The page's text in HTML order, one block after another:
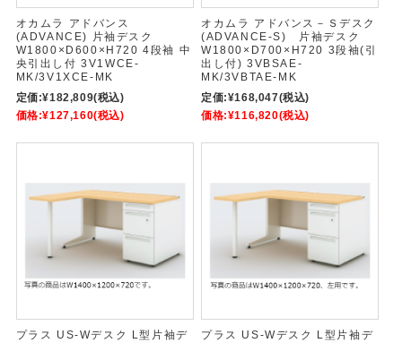
オカムラ アドバンス
(ADVANCE) 片袖デスク
W1800×D600×H720 4段袖 中
央引出し付 3V1WCE-
MK/3V1XCE-MK
定価:¥182,809(税込)
価格:¥127,160(税込)
オカムラ アドバンス－Ｓデスク
(ADVANCE-S) 片袖デスク
W1800×D700×H720 3段袖(引
出し付) 3VBSAE-
MK/3VBTAE-MK
定価:¥168,047(税込)
価格:¥116,820(税込)
プラス US-Wデスク L型片袖デ
プラス US-Wデスク L型片袖デ